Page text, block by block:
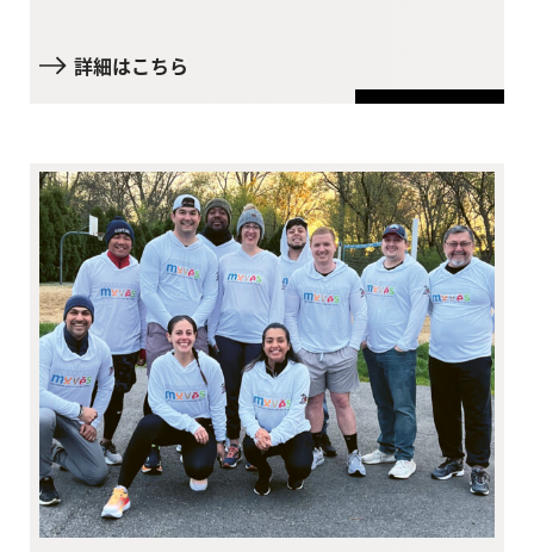
詳細はこちら